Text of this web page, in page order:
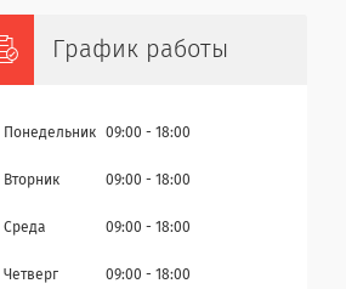
График работы
Понедельник 09:00 18:00
Вторник 09:00 18:00
Среда 09:00 18:00
Четверг 09:00 18:00